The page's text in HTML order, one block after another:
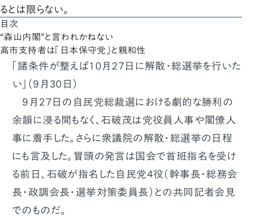
るとは限らない。
目次
“森山内閣”と言われかねない
高市支持者は「日本保守党」と親和性
「諸条件が整えば10月27日に解散・総選挙を行いた
い」（9月30日）
9月27日の自民党総裁選における劇的な勝利の
余韻に浸る間もなく、石破茂は党役員人事や閣僚人
事に着手した。さらに衆議院の解散・総選挙の日程
にも言及した。冒頭の発言は国会で首班指名を受け
る前日、石破が指名した自民党4役（幹事長・総務会
長・政調会長・選挙対策委員長）との共同記者会見
でのものだ。